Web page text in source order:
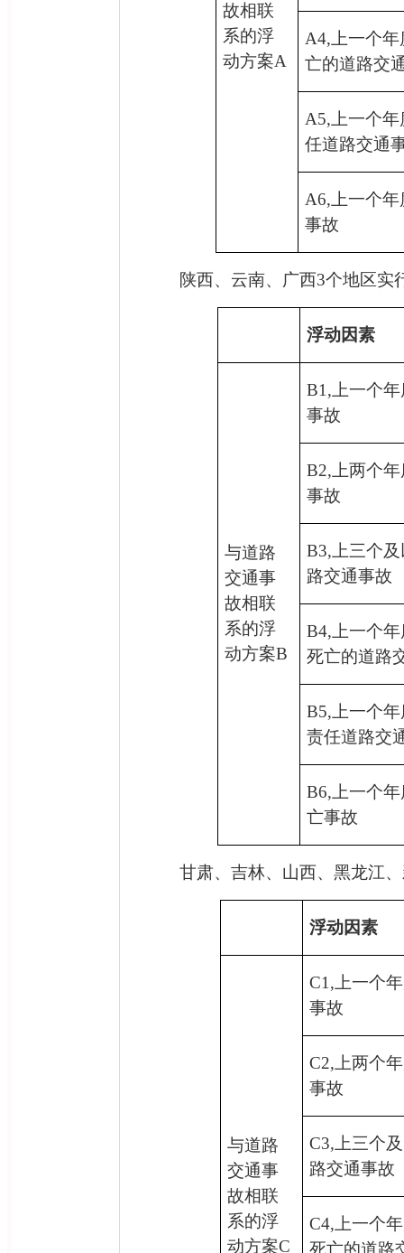
故相联
系的浮
动方案A
A4, 上一个
亡的道路交
A5, 上一个
任道路交通
A6, 上一个
事故
陕西、云南、广西3个地区实
浮动因素
与道路
交通事
故相联
系的浮
动方案B
B1, 上一个
事故
B2, 上两个
事故
B3, 上三个
路交通事故
B4, 上一个
死亡的道路
B5, 上一个
责任道路交
B6, 上一个
亡事故
3甘肃、吉林、山西、黑龙江
浮动因素
与道路
交通事
故相联
系的浮
动方案C
C1, 上一个
事故
C2, 上两个
事故
C3, 上三个
路交通事故
C4, 上一个
死亡的道路